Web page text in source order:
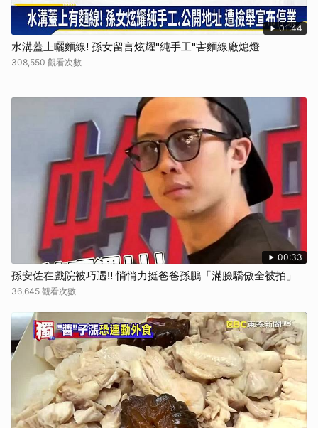
01:44
水溝蓋上曬麵線! 孫女留言炫耀"純手工"害麵線廠熄燈
308,550 觀看次數
00:33
孫安佐在戲院被巧遇!! 悄悄力挺爸爸孫鵬「滿臉驕傲全被拍」
36,645 觀看次數